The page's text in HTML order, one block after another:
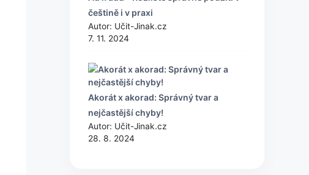
češtině i v praxi
Autor: Učit-Jinak.cz
7. 11. 2024
Akorát x akorad: Správný tvar a
nejčastější chyby!
Autor: Učit-Jinak.cz
28. 8. 2024